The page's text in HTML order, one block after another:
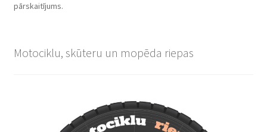
pārskaitījums.
Motociklu, skūteru un mopēda riepas